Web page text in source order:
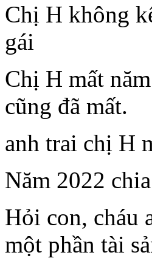
Chị H không
gái
Chị H mất
cũng đã mất.
anh trai chị H
Năm 2022
Hỏi con, cháu
một phần tài